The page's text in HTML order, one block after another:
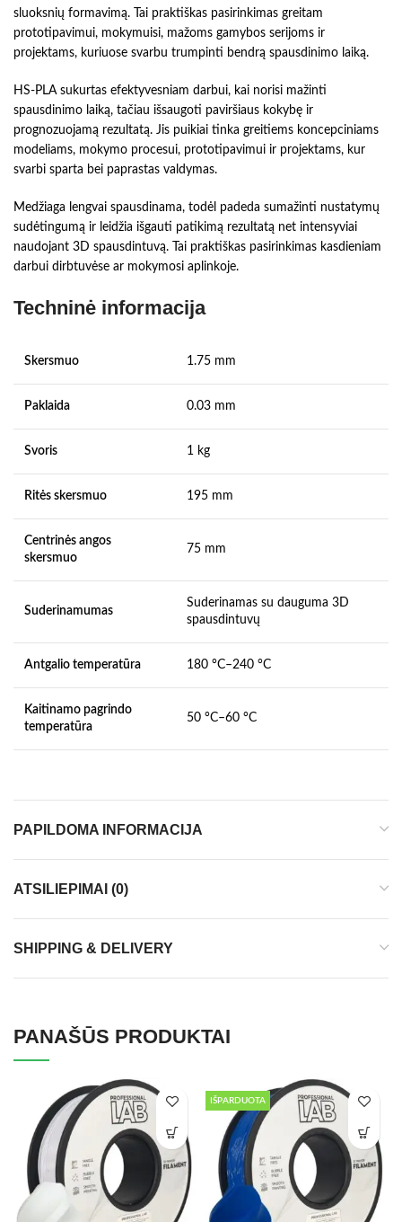
sluoksnių formavimą. Tai praktiškas pasirinkimas greitam
prototipavimui, mokymuisi, mažoms gamybos serijoms ir
projektams, kuriuose svarbu trumpinti bendrą spausdinimo laiką.
HS-PLA sukurtas efektyvesniam darbui, kai norisi mažinti
spausdinimo laiką, tačiau išsaugoti paviršiaus kokybę ir
prognozuojamą rezultatą. Jis puikiai tinka greitiems koncepciniams
modeliams, mokymo procesui, prototipavimui ir projektams, kur
svarbi sparta bei paprastas valdymas.
Medžiaga lengvai spausdinama, todėl padeda sumažinti nustatymų
sudėtingumą ir leidžia išgauti patikimą rezultatą net intensyviai
naudojant 3D spausdintuvą. Tai praktiškas pasirinkimas kasdieniam
darbui dirbtuvėse ar mokymosi aplinkoje.
Techninė informacija
Skersmuo 1.75 mm
Paklaida 0.03 mm
Svoris 1 kg
Ritės skersmuo 195 mm
Centrinės angos
skersmuo
75 mm
Suderinamumas
Suderinamas su dauguma 3D
spausdintuvų
Antgalio temperatūra 180 °C–240 °C
Kaitinamo pagrindo
temperatūra
50 °C–60 °C
PAPILDOMA INFORMACIJA
ATSILIEPIMAI (0)
SHIPPING & DELIVERY
PANAŠŪS PRODUKTAI
IŠPARDUOTA